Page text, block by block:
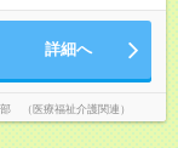
詳細へ
（医療福祉介護関連）